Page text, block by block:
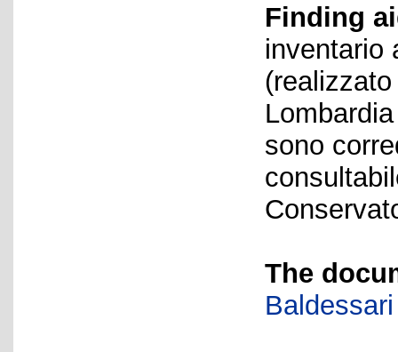
Finding
inventario
sono
The